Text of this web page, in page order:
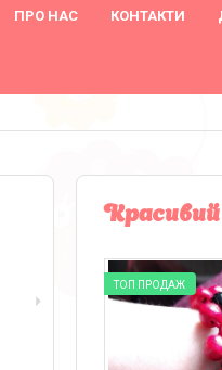
ПРО НАС КОНТАКТИ
Красивий
ТОП ПРОДАЖ